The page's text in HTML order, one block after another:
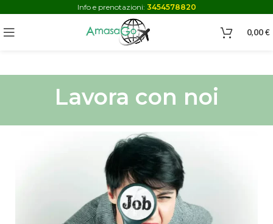
Info e prenotazioni: 3454578820
0,00€
Lavora con noi